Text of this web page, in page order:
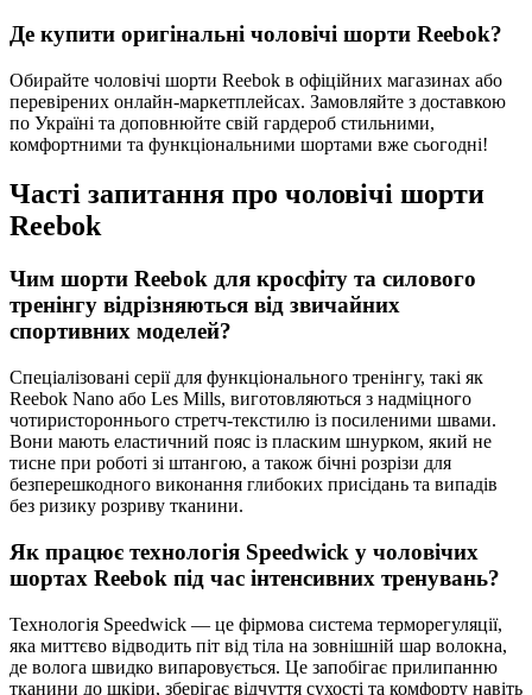
Де купити оригінальні чоловічі шорти Reebok?
Обирайте чоловічі шорти Reebok в офіційних магазинах або
перевірених онлайн-маркетплейсах. Замовляйте з доставкою
по Україні та доповнюйте свій гардероб стильними,
комфортними та функціональними шортами вже сьогодні!
Часті запитання про чоловічі шорти
Reebok
Чим шорти Reebok для кросфіту та силовогo
тренінгу відрізняються від звичайних
спортивних моделей?
Спеціалізовані серії для функціонального тренінгу, такі як
Reebok Nano або Les Mills, виготовляються з надміцного
чотиристороннього стретч-текстилю із посиленими швами.
Вони мають еластичний пояс із пласким шнурком, який не
тисне при роботі зі штангою, а також бічні розрізи для
безперешкодного виконання глибоких присідань та випадів
без ризику розриву тканини.
Як працює технологія Speedwick у чоловічих
шортах Reebok під час інтенсивних тренувань?
Технологія Speedwick — це фірмова система терморегуляції,
яка миттєво відводить піт від тіла на зовнішній шар волокна,
де волога швидко випаровується. Це запобігає прилипанню
тканини до шкіри, зберігає відчуття сухості та комфорту навіть